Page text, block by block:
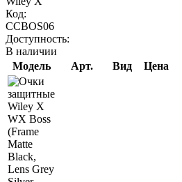
Код:
CCBOS06
Доступность:
В наличии
Модель
Арт. Вид Цена